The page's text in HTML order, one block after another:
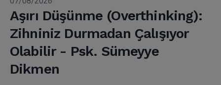
Aşırı Düşünme (Overthinking):
Zihniniz Durmadan Çalışıyor
Olabilir - Psk. Sümeyye
Dikmen